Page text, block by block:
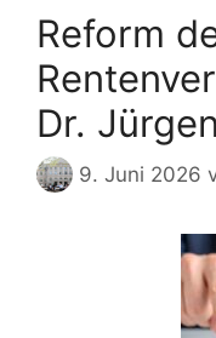
Reform
Dr.
9. Juni 2026